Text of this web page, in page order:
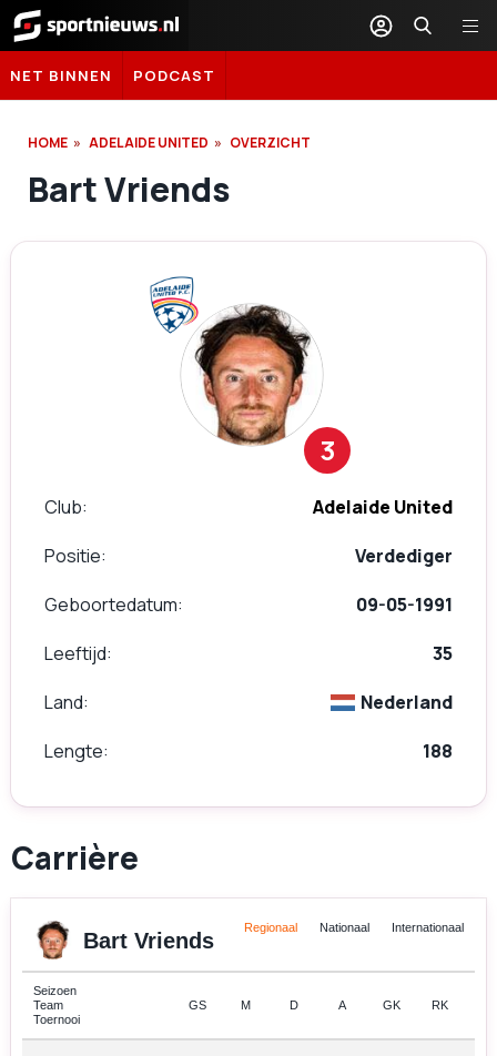
Sportnieuws.nl
NET BINNEN PODCAST
HOME ADELAIDE UNITED OVERZICHT
Bart Vriends
3
Club
Adelaide United
Positie
Verdediger
Geboortedatum
09-05-1991
Leeftijd
35
Land
Nederland
Lengte
188
Carrière
Bart Vriends
Regionaal Nationaal Internationaal
Seizoen
Team
Toernooi
GS M D A GK RK